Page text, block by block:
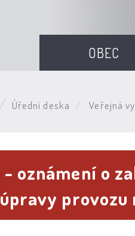
OBEC
Úřední deska Veřejná
oznámení o
provozu